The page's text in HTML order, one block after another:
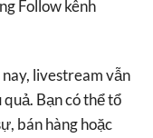
Follow kênh
livestream vẫn
Bạn có thể tổ
bán hàng hoặc